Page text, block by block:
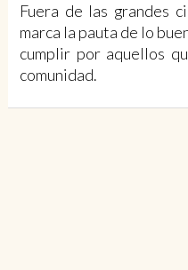
Fuera de las grandes
marca la pauta de lo
cumplir por aquellos
comunidad.